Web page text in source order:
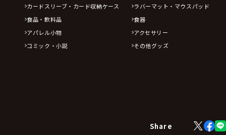
カードスリーブ・カード収納ケース
ラバーマット・マウスパッド
食品・飲料品
食器
アパレル小物
アクセサリー
コミック・小説
その他グッズ
Share
X
(Twitter)